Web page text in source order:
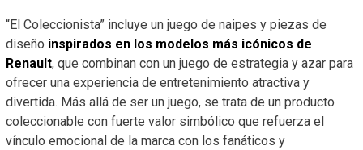
“El Coleccionista” incluye un juego de naipes y piezas de
diseño inspirados en los modelos más icónicos de
Renault, que combinan con un juego de estrategia y azar para
ofrecer una experiencia de entretenimiento atractiva y
divertida. Más allá de ser un juego, se trata de un producto
coleccionable con fuerte valor simbólico que refuerza el
vínculo emocional de la marca con los fanáticos y